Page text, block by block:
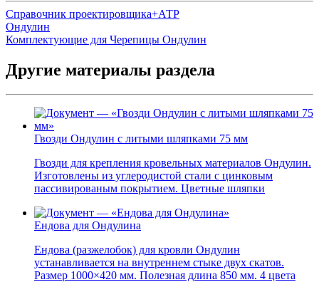
Справочник проектировщика+АТР
Ондулин
Комплектующие для Черепицы Ондулин
Другие материалы раздела
Гвозди Ондулин с литыми шляпками 75 мм
Гвозди для крепления кровельных материалов Ондулин.
Изготовлены из углеродистой стали с цинковым
пассивированым покрытием. Цветные шляпки
Ендова для Ондулина
Ендова (разжелобок) для кровли Ондулин
устанавливается на внутреннем стыке двух скатов.
Размер 1000×420 мм. Полезная длина 850 мм. 4 цвета